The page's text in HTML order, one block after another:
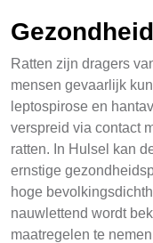
Ratten zijn dragers
mensen gevaarlijk
leptospirose en
verspreid via contact
ratten. In Hulsel kan
ernstige
hoge
nauwlettend wordt
maatregelen te